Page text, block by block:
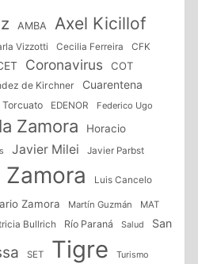
AMBA Axel Kicillof
Vizzotti Cecilia Ferreira CFK
Coronavirus COT
de Kirchner Cuarentena
Torcuato EDENOR Federico Ugo
Zamora
Horacio
Javier Milei Javier Parbst
Luis Cancelo
Zamora Martín Guzmán
MAT
Bullrich Río Paraná Salud San
SET Tigre Turismo